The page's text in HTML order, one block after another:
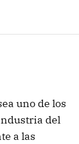
uno de los
del
a las